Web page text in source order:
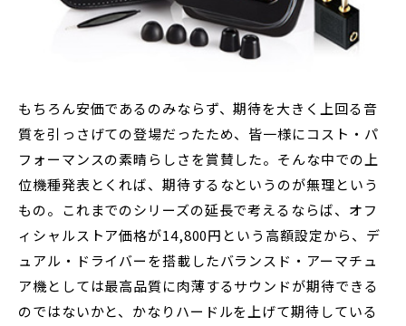
もちろん安価であるのみならず、期待を大きく上回る音
質を引っさげての登場だったため、皆一様にコスト・パ
フォーマンスの素晴らしさを賞賛した。そんな中での上
位機種発表とくれば、期待するなというのが無理という
もの。これまでのシリーズの延長で考えるならば、オフ
ィシャルストア価格が14,800円という高額設定から、デ
ュアル・ドライバーを搭載したバランスド・アーマチュ
ア機としては最高品質に肉薄するサウンドが期待できる
のではないかと、かなりハードルを上げて期待している